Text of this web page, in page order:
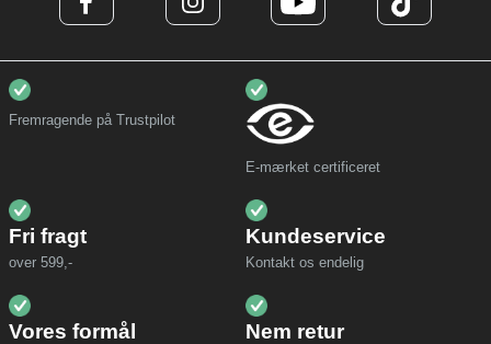
Fremragende på Trustpilot
E-mærket certificeret
Fri fragt
over 599,-
Kundeservice
Kontakt os endelig
Vores formål Nem retur